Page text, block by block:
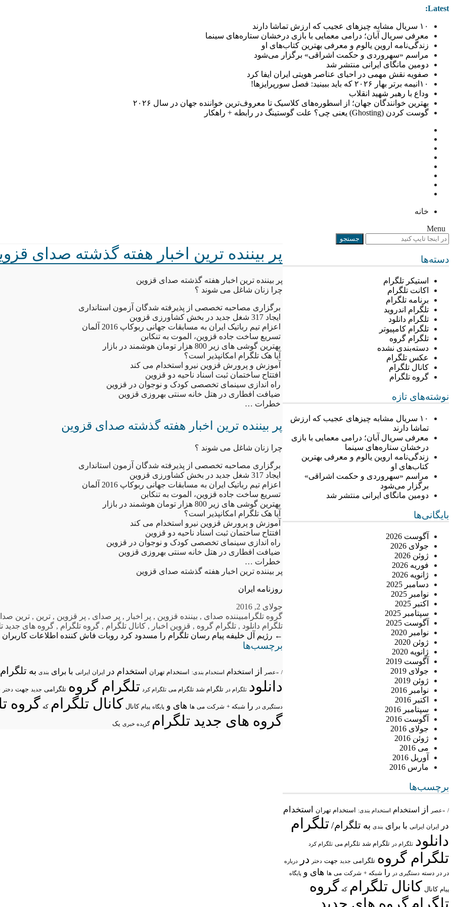
Latest:
۱۰ سریال مشابه چیزهای عجیب که ارزش تماشا دارند
معرفی سریال آبان؛ درامی معمایی با بازی درخشان ستاره‌های سینما
زندگی‌نامه اروین یالوم و معرفی بهترین کتاب‌های او
مراسم «سهروردی و حکمت اشراقی» برگزار می‌شود
دومین مانگای ایرانی منتشر شد
صفویه نقش مهمی در احیای عناصر هویتی ایران ایفا کرد
۱۰انیمه برتر بهار ۲۰۲۶ که باید ببینید: فصل سورپرایزها!
وداع با رهبر شهید انقلاب
بهترین خوانندگان جهان؛ از اسطوره‌های کلاسیک تا معروف‌ترین خواننده جهان در سال ۲۰۲۶
گوست کردن (Ghosting) یعنی چی؟ علت گوستینگ در رابطه + راهکار
خانه
Menu
دسته‌ها
استیکر تلگرام
اکانت تلگرام
برنامه تلگرام
تلگرام اندروید
تلگرام دانلود
تلگرام کامپیوتر
تلگرام گروه
دسته‌بندی نشده
عکس تلگرام
کانال تلگرام
گروه تلگرام
نوشته‌های تازه
۱۰ سریال مشابه چیزهای عجیب که ارزش
تماشا دارند
معرفی سریال آبان؛ درامی معمایی با بازی
درخشان ستاره‌های سینما
زندگی‌نامه اروین یالوم و معرفی بهترین
کتاب‌های او
مراسم «سهروردی و حکمت اشراقی»
برگزار می‌شود
دومین مانگای ایرانی منتشر شد
بایگانی‌ها
آگوست 2026
جولای 2026
ژوئن 2026
فوریه 2026
ژانویه 2026
دسامبر 2025
نوامبر 2025
اکتبر 2025
سپتامبر 2025
آگوست 2025
نوامبر 2020
ژوئن 2020
ژانویه 2020
آگوست 2019
جولای 2019
ژوئن 2019
نوامبر 2016
اکتبر 2016
سپتامبر 2016
آگوست 2016
جولای 2016
ژوئن 2016
می 2016
آوریل 2016
مارس 2016
برچسب‌ها
/ «عصر از استخدام استخدام بندی: استخدام تهران
استخدام
در
ایران ایرانی با برای بندی به تلگرام/ تلگرام
دانلود تلگرام در تلگرام شد تلگرام می تلگرام کرد
تلگرام گروه تلگرامی جدید جهت دختر در درباره
در در دسته دستگیری در را شبکه + شرکت می ها های و پایگاه
پیام کانال کانال تلگرام که گروه
تلگرام گروه های جدید
پر بیننده ترین اخبار هفته گذشته صدای
پر بیننده ترین اخبار هفته گذشته صدای قزوین
چرا زنان شاغل می شوند ؟
برگزاری مصاحبه تخصصی از پذیرفته شدگان آزمون استانداری
ایجاد 317 شغل جدید در بخش کشاورزی قزوین
اعزام تیم رباتیک ایران به مسابقات جهانی ربوکاپ 2016 آلمان
تسریع ساخت جاده قزوین، الموت به تنکابن
بهترین گوشی های زیر 800 هزار تومان هوشمند در بازار
آیا هک تلگرام امکانپذیر است؟
آموزش و پرورش قزوین نیرو استخدام می کند
افتتاح ساختمان ثبت اسناد ناحیه دو قزوین
راه اندازی سینمای تخصصی کودک و نوجوان در قزوین
ضیافت افطاری در هتل خانه سنتی بهروزی قزوین
خطرات …
پر بیننده ترین اخبار هفته گذشته صدای قزوین
چرا زنان شاغل می شوند ؟
برگزاری مصاحبه تخصصی از پذیرفته شدگان آزمون استانداری
ایجاد 317 شغل جدید در بخش کشاورزی قزوین
اعزام تیم رباتیک ایران به مسابقات جهانی ربوکاپ 2016 آلمان
تسریع ساخت جاده قزوین، الموت به تنکابن
بهترین گوشی های زیر 800 هزار تومان هوشمند در بازار
آیا هک تلگرام امکانپذیر است؟
آموزش و پرورش قزوین نیرو استخدام می کند
افتتاح ساختمان ثبت اسناد ناحیه دو قزوین
راه اندازی سینمای تخصصی کودک و نوجوان در قزوین
ضیافت افطاری در هتل خانه سنتی بهروزی قزوین
خطرات …
پر بیننده ترین اخبار هفته گذشته صدای قزوین
روزنامه ایران
جولای 2, 2016
گروه تلگرامبیننده صدای , بیننده قزوین , پر اخبار , پر صدای , پر قزوین , ترین , ترین
تلگرام دانلود , تلگرام گروه , قزوین اخبار , کانال تلگرام , گروه تلگرام , گروه های جدید
← رژیم آل خلیفه پیام رسان تلگرام را مسدود کرد روبات فاش کننده اطلاعات
برچسب‌ها
/ «عصر از استخدام استخدام بندی: استخدام تهران استخدام در ایران ایرانی با برای بندی به
دانلود تلگرام در تلگرام شد تلگرام می تلگرام کرد تلگرام گروه تلگرامی جدید جهت دختر
دستگیری در را شبکه + شرکت می ها های و پایگاه پیام کانال کانال تلگرام که گروه
گروه های جدید تلگرام گزیده خبری یک